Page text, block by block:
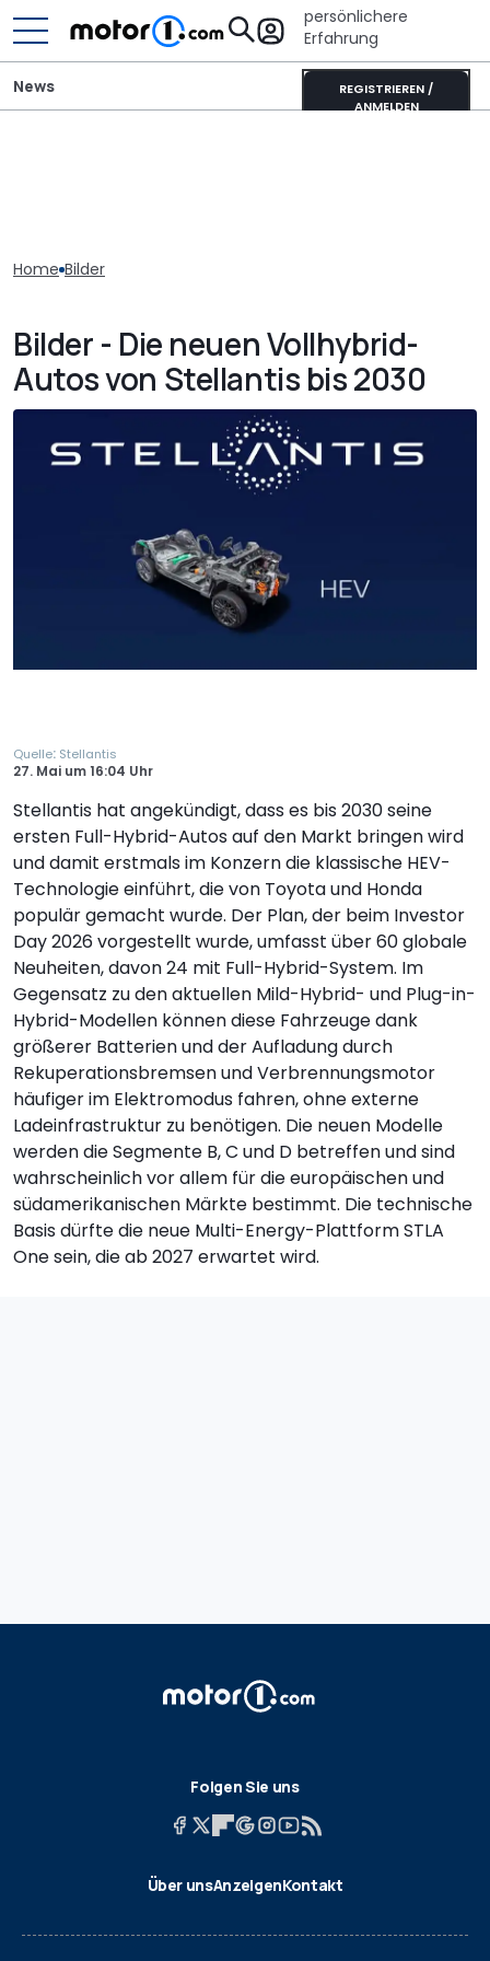
persönlichere
Erfahrung
REGISTRIEREN /
ANMELDEN
News
Home Bilder
Bilder - Die neuen Vollhybrid-
Autos von Stellantis bis 2030
Quelle: Stellantis
27. Mai um16:04 Uhr
Stellantis hat angekündigt, dass es bis 2030 seine
ersten Full-Hybrid-Autos auf den Markt bringen wird
und damit erstmals im Konzern die klassische HEV-
Technologie einführt, die von Toyota und Honda
populär gemacht wurde. Der Plan, der beim Investor
Day 2026 vorgestellt wurde, umfasst über 60 globale
Neuheiten, davon 24 mit Full-Hybrid-System. Im
Gegensatz zu den aktuellen Mild-Hybrid- und Plug-in-
Hybrid-Modellen können diese Fahrzeuge dank
größerer Batterien und der Aufladung durch
Rekuperationsbremsen und Verbrennungsmotor
häufiger im Elektromodus fahren, ohne externe
Ladeinfrastruktur zu benötigen. Die neuen Modelle
werden die Segmente B, C und D betreffen und sind
wahrscheinlich vor allem für die europäischen und
südamerikanischen Märkte bestimmt. Die technische
Basis dürfte die neue Multi-Energy-Plattform STLA
One sein, die ab 2027 erwartet wird.
Folgen Sie uns
Über unsAnzeigenKontakt